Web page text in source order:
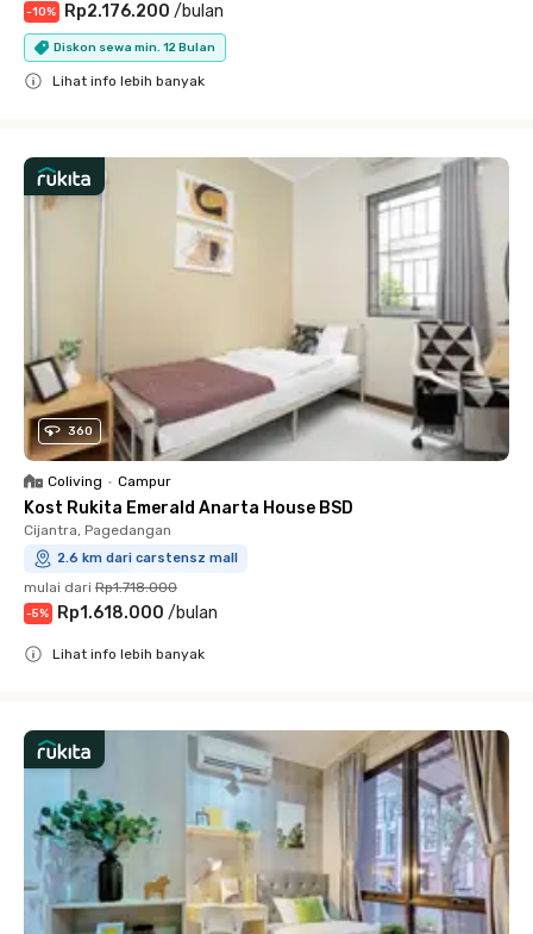
-10% Rp2.176.200 /bulan
Diskon sewa min. 12 Bulan
Lihat info lebih banyak
360
Coliving • Campur
Kost Rukita Emerald Anarta House BSD
Cijantra, Pagedangan
2.6 km dari carstensz mall
mulai dari Rp1.718.000
-5% Rp1.618.000 /bulan
Lihat info lebih banyak